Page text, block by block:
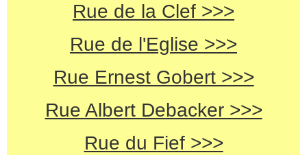
Rue de la Clef >>>
Rue de l'Eglise >>>
Rue Ernest Gobert >>>
Rue Albert Debacker >>>
Rue du Fief >>>